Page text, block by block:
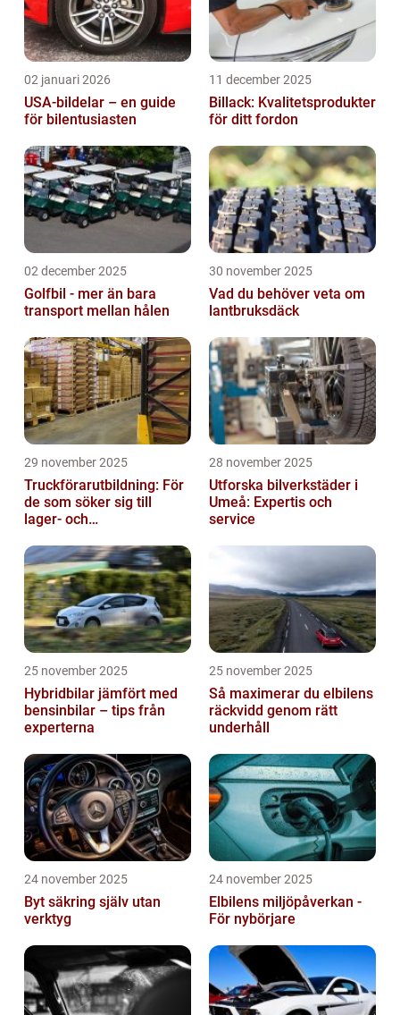
02 januari 2026
USA-bildelar – en guide
för bilentusiasten
11 december 2025
Billack: Kvalitetsprodukter
för ditt fordon
02 december 2025
Golfbil - mer än bara
transport mellan hålen
30 november 2025
Vad du behöver veta om
lantbruksdäck
29 november 2025
Truckförarutbildning: För
de som söker sig till
lager- och
28 november 2025
Utforska bilverkstäder i
Umeå: Expertis och
service
25 november 2025
Hybridbilar jämfört med
bensinbilar – tips från
experterna
25 november 2025
Så maximerar du elbilens
räckvidd genom rätt
underhåll
24 november 2025
Byt säkring själv utan
verktyg
24 november 2025
Elbilens miljöpåverkan -
För nybörjare